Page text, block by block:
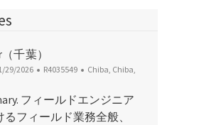
千葉）
d’affichage
29/2026 ID du poste
R4035549 Emplacement
Chiba, Chiba,
フィールドエンジニア
フィールド業務全般、